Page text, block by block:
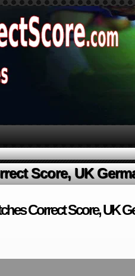
Score, UK
Correct Score, UK